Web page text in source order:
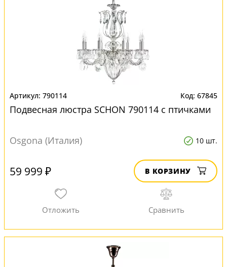
790114 67845
Подвесная люстра SCHON 790114 с птичками
Osgona (Италия) 10 шт.
59 999 ₽ В КОРЗИНУ